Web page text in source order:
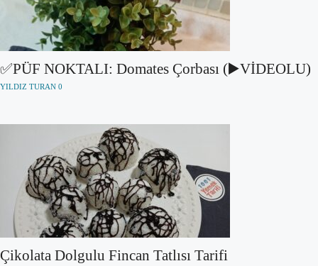
✅PÜF NOKTALI: Domates Çorbası (▶️VİDEOLU)
YILDIZ TURAN 0
Çikolata Dolgulu Fincan Tatlısı Tarifi